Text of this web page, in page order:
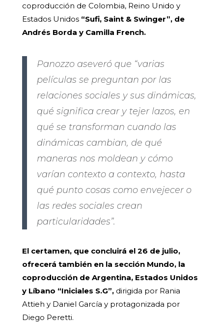
coproducción de Colombia, Reino Unido y
Estados Unidos “Sufi, Saint & Swinger”, de
Andrés Borda y Camilla French.
Panozzo aseveró que “varias
películas se preguntan por las
relaciones sociales y sus dinámicas,
qué significa crear y tejer lazos, en
qué se transforman cuando las
dinámicas cambian, de qué
maneras nos moldean y cómo
varían contexto a contexto, hasta
qué punto cosas como envejecer o
las redes sociales crean
particularidades”.
El certamen, que concluirá el 26 de julio,
ofrecerá también en la sección Mundo, la
coproducción de Argentina, Estados Unidos
y Líbano “Iniciales S.G”,dirigida por Rania
Attieh y Daniel García y protagonizada por
Diego Peretti.